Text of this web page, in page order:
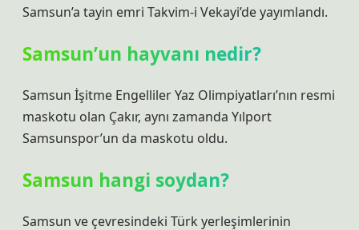
Samsun’a tayin emri Takvim-i Vekayi’de yayımlandı.
Samsun’un hayvanı nedir?
Samsun İşitme Engelliler Yaz Olimpiyatları’nın resmi
maskotu olan Çakır, aynı zamanda Yılport
Samsunspor’un da maskotu oldu.
Samsun hangi soydan?
Samsun ve çevresindeki Türk yerleşimlerinin